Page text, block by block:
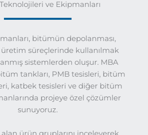
ve Ekipmanları
bitümün depolanması,
üretim süreçlerinde kullanılmak
sistemlerden oluşur. MBA
tankları, PMB tesisleri, bitüm
katbek tesisleri ve diğer bitüm
projeye özel çözümler
sunuyoruz.